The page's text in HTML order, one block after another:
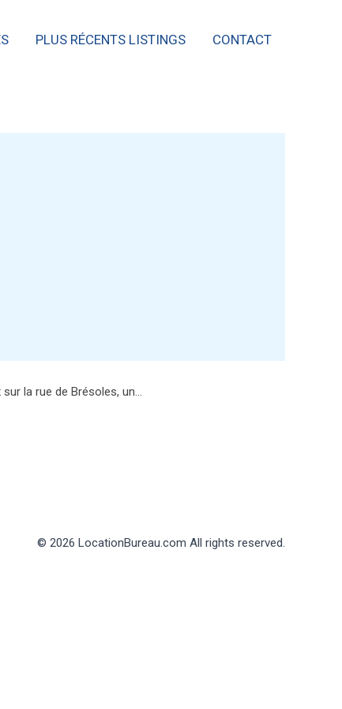
PLUS RÉCENTS LISTINGS CONTACT
la rue de Brésoles, un…
© 2026 LocationBureau.com All rights reserved.